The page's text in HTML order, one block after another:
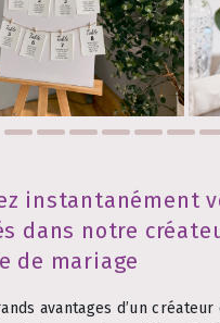
instantanément
dans notre
de mariage
avantages d’un